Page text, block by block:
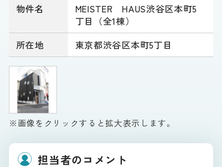
物件名
MEISTER HAUS渋谷区本町5
丁目（全1棟）
所在地
東京都渋谷区本町5丁目
※画像をクリックすると拡大表示します。
担当者のコメント